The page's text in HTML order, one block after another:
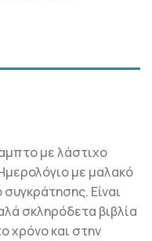
με λάστιχο
με μαλακό
Είναι
σκληρόδετα βιβλία
χρόνο και στην